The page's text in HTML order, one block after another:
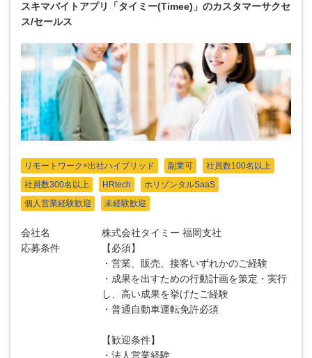
スキマバイトアプリ「タイミー(Timee)」のカスタマーサクセ
ス/セールス
リモートワーク×出社ハイブリッド 副業可
社員数100名以上
社員数300名以上
HRtech
ホリゾンタルSaaS
個人営業経験歓迎
未経験歓迎
会社名
株式会社タイミー 福岡支社
応募条件
【必須】
・営業、販売、接客いずれかのご経験
・成果を出すための行動計画を策定・実行
し、高い成果を挙げたご経験
・普通自動車運転免許必須
【歓迎条件】
・法人営業経験